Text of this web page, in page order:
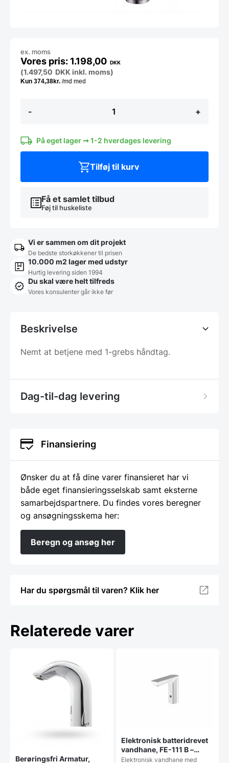
-
Vivaldi,
-
C-
+
1.198,00 DKK
ex. moms
(1.497,50 DKK inkl. moms)
På eget lager ➞ 1-2 hverdages levering
Få et samlet tilbud
Føj til huskeliste
Tilføj til kurv
Vi er sammen om dit projekt
De bedste storkøkkener til prisen
10.000 m2 lager med udstyr
Hurtig levering siden 1994
Du skal være helt tilfreds
Vores konsulenter går ikke før
Beskrivelse
Nemt at betjene med 1-grebs håndtag.
Dag-til-dag levering
Finansiering
Ønsker du at få dine varer finansieret har vi
både eget finansieringsselskab samt eksterne
samarbejdspartnere. Du findes vores beregner
og ansøgningsskema her:
Beregn og ansøg her
Har du spørgsmål til varen? Klik her
Relaterede varer
Berøringsfri Armatur,
Elektronisk batteridrevet
vandhane, FE-111 B –
Fagor
Elektronisk vandhane med